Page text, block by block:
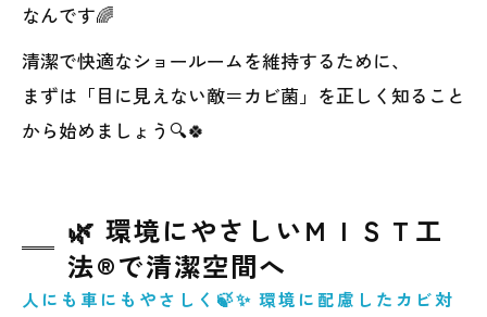
なんです🌈
清潔で快適なショールームを維持するために、
まずは「目に見えない敵＝カビ菌」を正しく知ること
から始めましょう🔍🍀
🌿 環境にやさしいＭＩＳＴ工
法®で清潔空間へ
人にも車にもやさしく🍃✨ 環境に配慮したカビ対